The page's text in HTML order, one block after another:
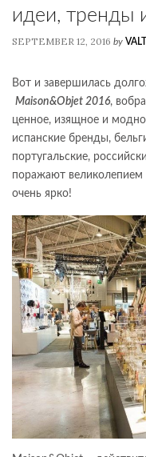
идеи, тренды
SEPTEMBER 12, 2016 by
Вот и завершилась
Maison&Objet 2016,
ценное, изящное и
испанские бренды,
португальские,
поражают великолепием
очень ярко!